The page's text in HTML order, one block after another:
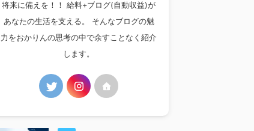
将来に備えを！！ 給料+ブログ(自動収益)が
あなたの生活を支える。 そんなブログの魅
力をおかりんの思考の中で余すことなく紹介
します。